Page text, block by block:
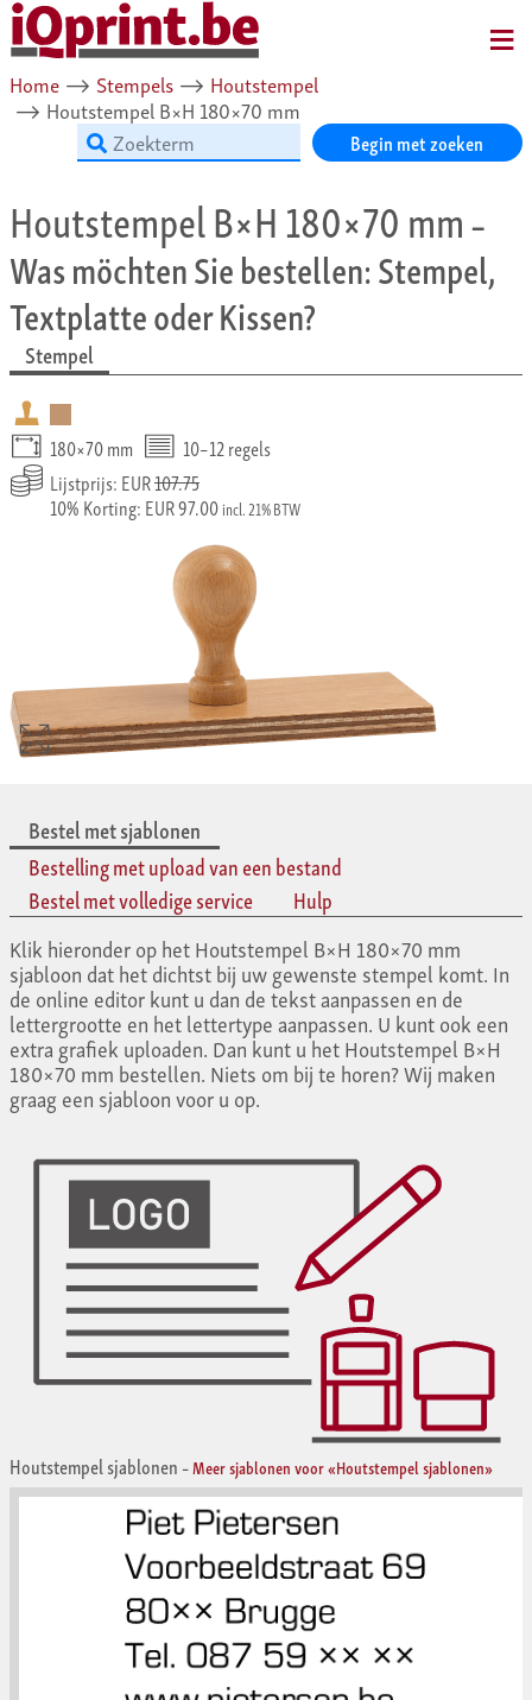
Home ⟶ Stempels ⟶ Houtstempel
⟶ Houtstempel B×H 180×70 mm
Begin met zoeken
Houtstempel B×H 180×70 mm–
Was möchten Sie bestellen: Stempel,
Textplatte oder Kissen?
Stempel
180×70 mm
10–12 regels
Lijstprijs: EUR107.75
10% Korting: EUR 97.00incl. 21% BTW
Bestel met sjablonen
Bestelling met upload van een bestand
Bestel met volledige service
Hulp
Klik hieronder op het Houtstempel B×H 180×70 mm
sjabloon dat het dichtst bij uw gewenste stempel komt. In
de online editor kunt u dan de tekst aanpassen en de
lettergrootte en het lettertype aanpassen. U kunt ook een
extra grafiek uploaden. Dan kunt u het Houtstempel B×H
180×70 mm bestellen. Niets om bij te horen? Wij maken
graag een sjabloon voor u op.
Houtstempel sjablonen –Meer sjablonen voor «Houtstempel sjablonen»